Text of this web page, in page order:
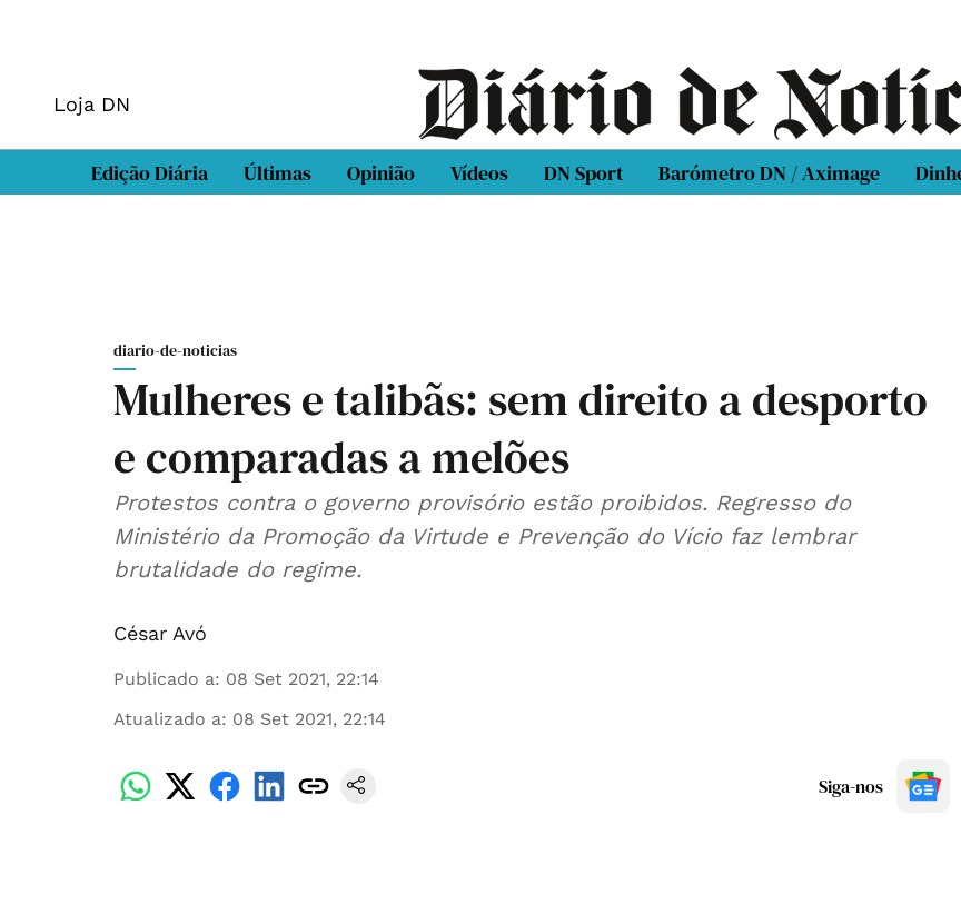
Loja DN
Edição Diária Últimas Opinião Vídeos DN Sport Barómetro DN / Aximage
diario-de-noticias
Mulheres e talibãs: sem direito a desporto
e comparadas a melões
Protestos contra o governo provisório estão proibidos. Regresso do
Ministério da Promoção da Virtude e Prevenção do Vício faz lembrar
brutalidade do regime.
César Avó
Publicado a: 08 Set 2021, 22:14
Atualizado a: 08 Set 2021, 22:14
Siga-nos